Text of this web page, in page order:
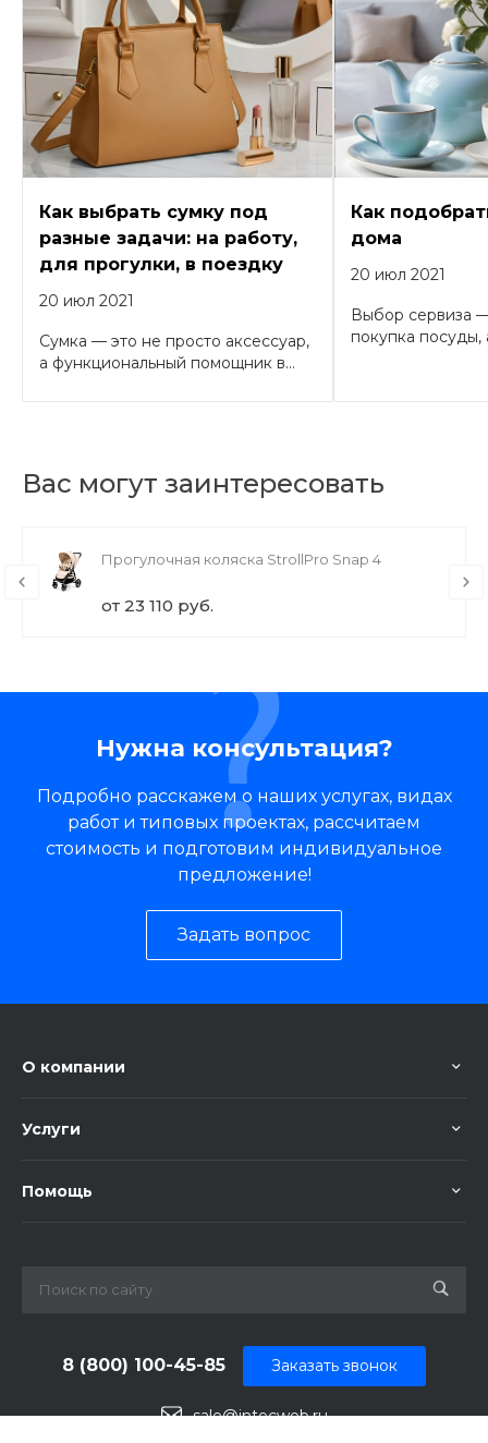
Как выбрать сумку под
разные задачи: на работу,
для прогулки, в поездку
20 июл 2021
Сумка — это не просто аксессуар,
а функциональный помощник в...
Как
дома
20 июл 2021
Выбор сервиза
покупка посуды,
Вас могут заинтересовать
Прогулочная коляска StrollPro Snap 4
от 23 110 руб.
Нужна консультация?
Подробно расскажем о наших услугах, видах
работ и типовых проектах, рассчитаем
стоимость и подготовим индивидуальное
предложение!
Задать вопрос
О компании
Услуги
Помощь
8 (800) 100-45-85
sale@intecweb.ru
Заказать звонок